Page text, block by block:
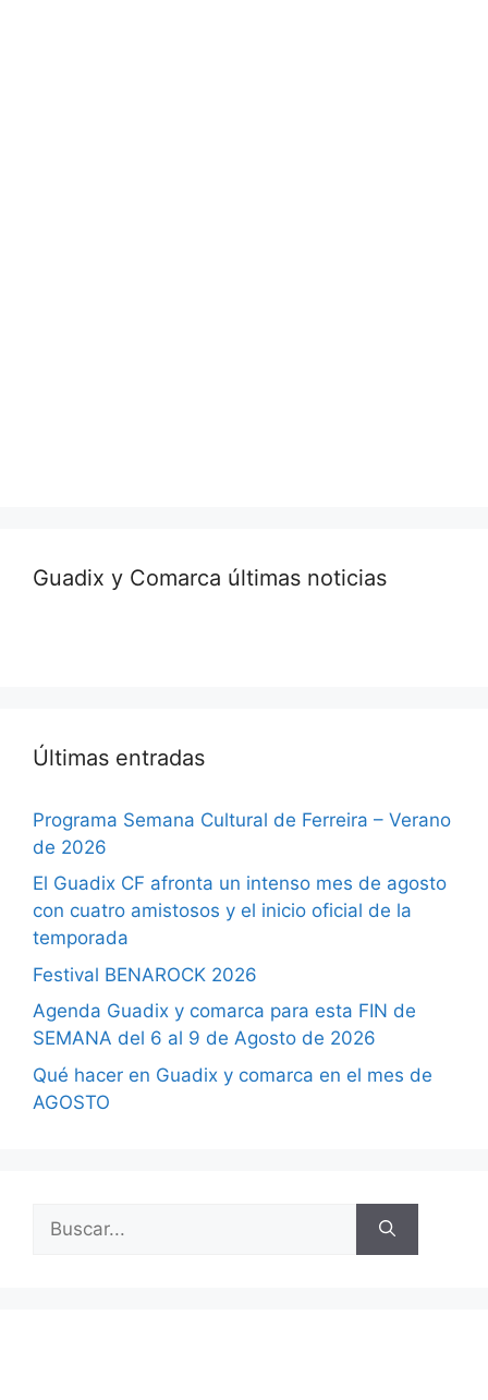
Guadix y Comarca últimas noticias
Últimas entradas
Programa Semana Cultural de Ferreira – Verano
de 2026
El Guadix CF afronta un intenso mes de agosto
con cuatro amistosos y el inicio oficial de la
temporada
Festival BENAROCK 2026
Agenda Guadix y comarca para esta FIN de
SEMANA del 6 al 9 de Agosto de 2026
Qué hacer en Guadix y comarca en el mes de
AGOSTO